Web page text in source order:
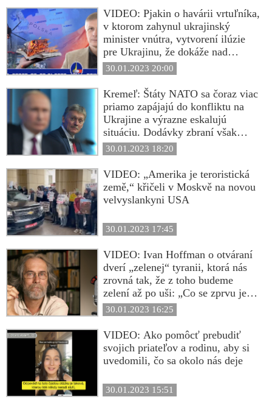
VIDEO: Pjakin o havárii vrtuľníka,
v ktorom zahynul ukrajinský
minister vnútra, vytvorení ilúzie
pre Ukrajinu, že dokáže nad
Ruskom vyhrať, presune západnej
vojenskej techniky aj s personálom
na frontovú líniu, kde je pohodlne
likvidovaná ruskou armádou,
pokusoch zničiť Rusko rozvratom
zvnútra cez zapredanú „elitu“ a
klanovo-korporátne skupiny
slúžiacich záujmom USA,
skvapalnenom plyne dodávaného
do EÚ, ktorý je plynom z Ruska a
kolosálnych problémoch Západu v
30.01.2023 20:00
Kremeľ: Štáty NATO sa čoraz viac
priamo zapájajú do konfliktu na
Ukrajine a výrazne eskalujú
situáciu. Dodávky zbraní však
priebeh udalostí nezmenia.
Špeciálna vojenská operácia bude
naďalej pokračovať
30.01.2023 18:20
VIDEO: „Amerika je teroristická
země,“ křičeli v Moskvě na novou
velvyslankyni USA
30.01.2023 17:45
VIDEO: Ivan Hoffman o otváraní
dverí „zelenej“ tyranii, ktorá nás
zrovná tak, že z toho budeme
zelení až po uši: „Co se zprvu jeví
jako dobrý nápad, se posléze ukáže
jako problém. Splněný sen se stane
noční můrou, vyslyšené přání
prokletím. Praxe je hrobařem
skvěle vyhlížejících konceptů, do
kterých vždy někdo hodí vidle.
Posledním stádiem ideologií, kdy
fanatici prosadí pověstný klid na
30.01.2023 16:25
VIDEO: Ako pomôcť prebudiť
svojich priateľov a rodinu, aby si
uvedomili, čo sa okolo nás deje
30.01.2023 15:51